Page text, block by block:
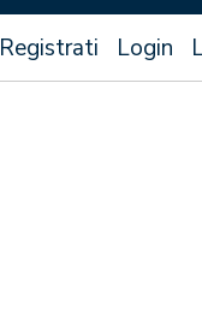
Registrati Login